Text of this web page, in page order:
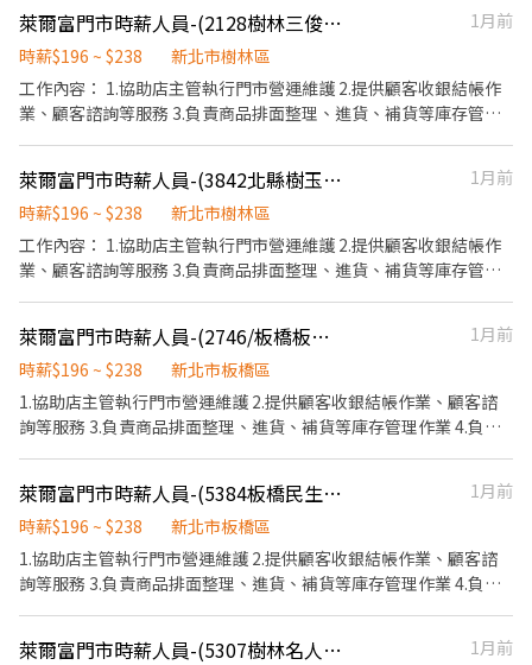
萊爾富門市時薪人員-(2128樹林三俊店)
1月前
時薪$196 ~ $238
新北市樹林區
工作內容： 1.協助店主管執行門市營運維護 2.提供顧客收銀結帳作
業、顧客諮詢等服務 3.負責商品排面整理、進貨、補貨等庫存管理
萊爾富門市時薪人員-(3842北縣樹玉店)
1月前
時薪$196 ~ $238
新北市樹林區
工作內容： 1.協助店主管執行門市營運維護 2.提供顧客收銀結帳作
業、顧客諮詢等服務 3.負責商品排面整理、進貨、補貨等庫存管理
萊爾富門市時薪人員-(2746/板橋板嘉店)
1月前
時薪$196 ~ $238
新北市板橋區
1.協助店主管執行門市營運維護 2.提供顧客收銀結帳作業、顧客諮
詢等服務 3.負責商品排面整理、進貨、補貨等庫存管理作業 4.負責
萊爾富門市時薪人員-(5384板橋民生站)
1月前
時薪$196 ~ $238
新北市板橋區
1.協助店主管執行門市營運維護 2.提供顧客收銀結帳作業、顧客諮
詢等服務 3.負責商品排面整理、進貨、補貨等庫存管理作業 4.負責
萊爾富門市時薪人員-(5307樹林名人店)
1月前